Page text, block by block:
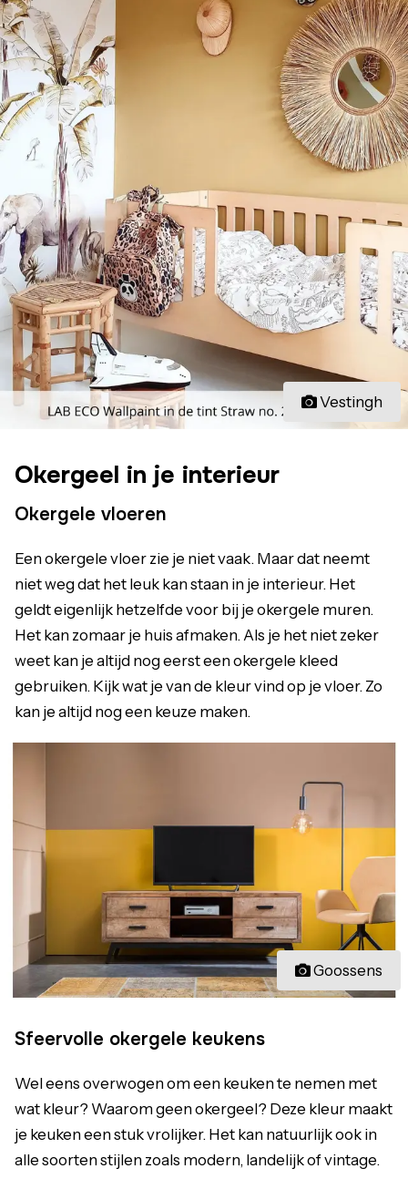
Vestingh
Okergeel in je interieur
Okergele vloeren
Een okergele vloer zie je niet vaak. Maar dat neemt
niet weg dat het leuk kan staan in je interieur. Het
geldt eigenlijk hetzelfde voor bij je okergele muren.
Het kan zomaar je huis afmaken. Als je het niet zeker
weet kan je altijd nog eerst een okergele kleed
gebruiken. Kijk wat je van de kleur vind op je vloer. Zo
kan je altijd nog een keuze maken.
Goossens
Sfeervolle okergele keukens
Wel eens overwogen om een keuken te nemen met
wat kleur? Waarom geen okergeel? Deze kleur maakt
je keuken een stuk vrolijker. Het kan natuurlijk ook in
alle soorten stijlen zoals modern, landelijk of vintage.